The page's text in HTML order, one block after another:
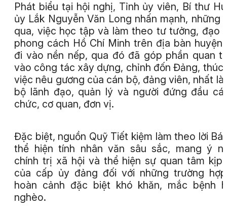
Phát biểu tại hội nghị, Tỉnh ủy viên, Bí thư
ủy Lắk Nguyễn Văn Long nhấn mạnh, những
qua, việc học tập và làm theo tư tưởng, đạo
phong cách Hồ Chí Minh trên địa bàn huyện
đi vào nền nếp, qua đó đã góp phần quan
vào công tác xây dựng, chỉnh đốn Đảng, thúc
việc nêu gương của cán bộ, đảng viên, nhất là
bộ lãnh đạo, quản lý và người đứng đầu
chức, cơ quan, đơn vị.
Đặc biệt, nguồn Quỹ Tiết kiệm làm theo lời
thể hiện tính nhân văn sâu sắc, mang ý
chính trị xã hội và thể hiện sự quan tâm kịp
của cấp ủy đảng đối với những trường
hoàn cảnh đặc biệt khó khăn, mắc bệnh
nghèo.